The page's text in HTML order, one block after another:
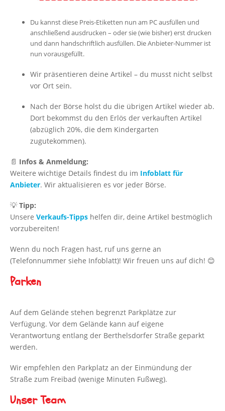
Du kannst diese Preis-Etiketten nun am PC ausfüllen und
anschließend ausdrucken – oder sie (wie bisher) erst drucken
und dann handschriftlich ausfüllen. Die Anbieter-Nummer ist
nun vorausgefüllt.
Wir präsentieren deine Artikel – du musst nicht selbst
vor Ort sein.
Nach der Börse holst du die übrigen Artikel wieder ab.
Dort bekommst du den Erlös der verkauften Artikel
(abzüglich 20%, die dem Kindergarten
zugutekommen).
📄 Infos & Anmeldung:
Weitere wichtige Details findest du im Infoblatt für
Anbieter. Wir aktualisieren es vor jeder Börse.
💡Tipp:
Unsere Verkaufs-Tipps helfen dir, deine Artikel bestmöglich
vorzubereiten!
Wenn du noch Fragen hast, ruf uns gerne an
(Telefonnummer siehe Infoblatt)! Wir freuen uns auf dich! 😊
Parken
Auf dem Gelände stehen begrenzt Parkplätze zur
Verfügung. Vor dem Gelände kann auf eigene
Verantwortung entlang der Berthelsdorfer Straße geparkt
werden.
Wir empfehlen den Parkplatz an der Einmündung der
Straße zum Freibad (wenige Minuten Fußweg).
Unser Team